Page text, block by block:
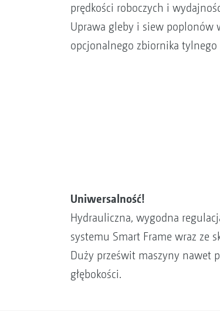
prędkości roboczych i
Uprawa gleby i siew poplonów
opcjonalnego zbiornika tylnego
Uniwersalność!
Hydrauliczna, wygodna
systemu Smart Frame wraz ze
Duży prześwit maszyny nawet
głębokości.